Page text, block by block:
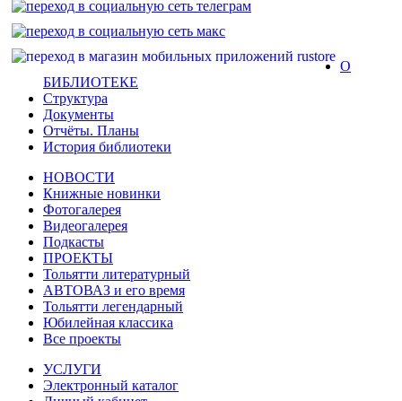
О
БИБЛИОТЕКЕ
Структура
Документы
Отчёты. Планы
История библиотеки
НОВОСТИ
Книжные новинки
Фотогалерея
Видеогалерея
Подкасты
ПРОЕКТЫ
Тольятти литературный
АВТОВАЗ и его время
Тольятти легендарный
Юбилейная классика
Все проекты
УСЛУГИ
Электронный каталог